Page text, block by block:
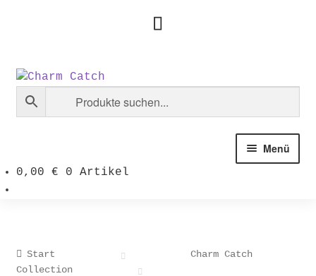
Zur
Navigation
springen
Zum
Inhalt
springen
Menü
0,00 € 0 Artikel
Start
Charm Catch
Collection